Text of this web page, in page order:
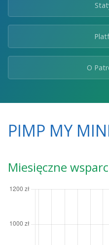
O
PIMP MY
Miesięczne